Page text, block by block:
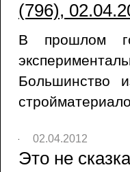
(796),
В прошлом
Большинство
02.04.2012
Это не